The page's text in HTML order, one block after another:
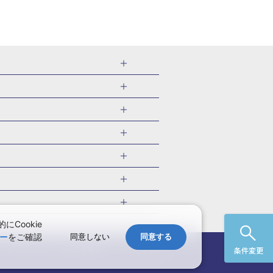
条件変更
阜県
愛知県
愛媛県
中国
・旅館
旅館
旅館
ま温泉(山形)
井)
関東
関西
温泉(佐賀)
千葉旅行・ツアー
旅行・ツアー
ー
旅行・ツアー
愛媛旅行・ツアー
内旅行
内旅行
サイトマップ
にCookie
をご確認
同意しない 同意する